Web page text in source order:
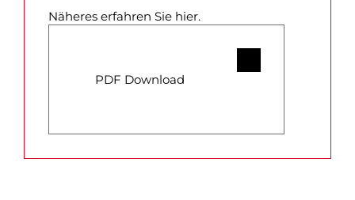
Näheres erfahren Sie hier.
PDF Download